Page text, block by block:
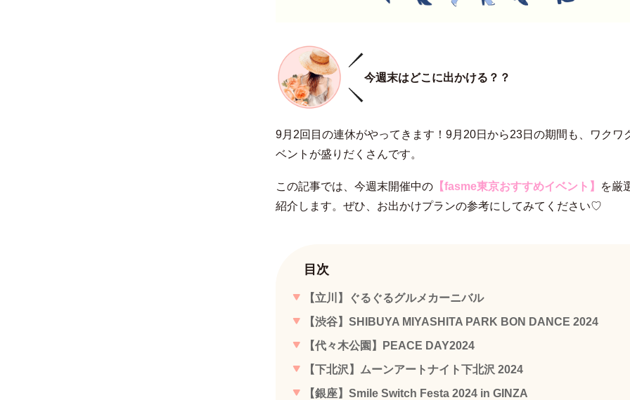
今週末はどこに出かける？？
9月2回目の連休がやってきます！9月20日から23日の期間も、ワクワ
ベントが盛りだくさんです。
この記事では、今週末開催中の【fasme東京おすすめイベント】
を厳
紹介します。ぜひ、お出かけプランの参考にしてみてください♡
目次
【立川】ぐるぐるグルメカーニバル
【渋谷】SHIBUYA MIYASHITA PARK BON DANCE 2024
【代々木公園】PEACE DAY2024
【下北沢】ムーンアートナイト下北沢 2024
【銀座】Smile Switch Festa 2024 in GINZA